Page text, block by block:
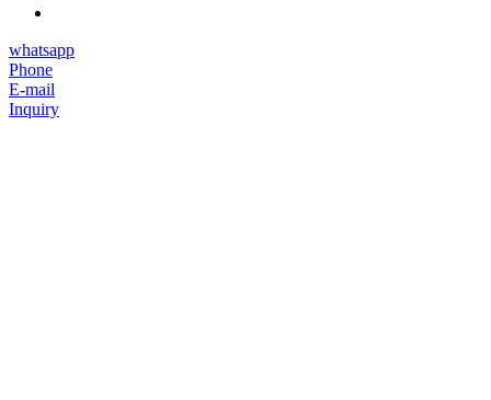
whatsapp
Phone
E-mail
Inquiry